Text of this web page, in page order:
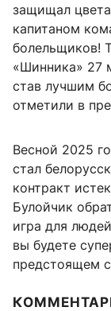
защищал
капитаном
болельщиков!
«Шинника» 27
став лучшим
отметили в
Весной 2025
стал
контракт
Булойчик
игра для
вы будете
предстоящем